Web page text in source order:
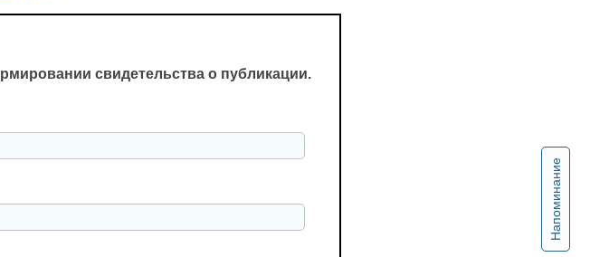
Напоминание
свидетельства о публикации.